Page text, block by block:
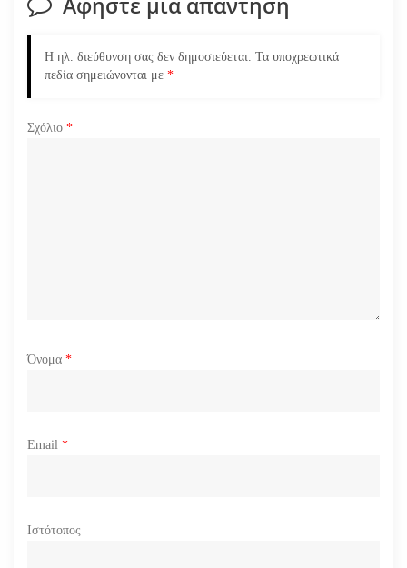
ά
θ
Αφήστε μια απάντηση
Η ηλ. διεύθυνση σας δεν δημοσιεύεται. Τα υποχρεωτικά
πεδία σημειώνονται με *
Σχόλιο *
Όνομα *
Email *
Ιστότοπος